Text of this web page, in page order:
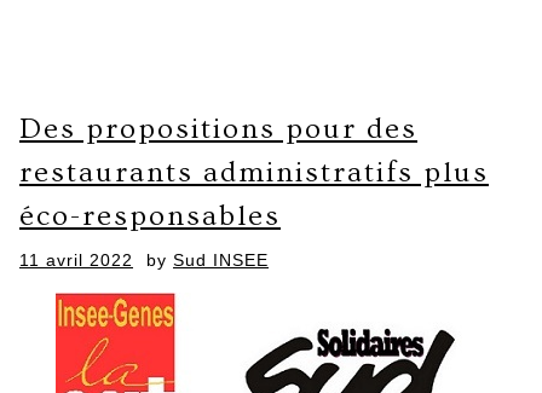
Des propositions pour des
restaurants administratifs plus
éco-responsables
Posted
11 avril 2022 by Sud INSEE